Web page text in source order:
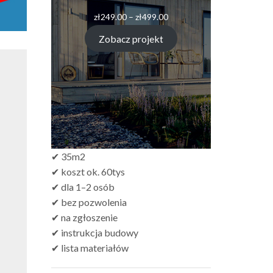
zł249.00 – zł499.00
Zobacz projekt
✔ 35m2
✔ koszt ok. 60tys
✔ dla 1–2 osób
✔ bez pozwolenia
✔ na zgłoszenie
✔ instrukcja budowy
✔ lista materiałów